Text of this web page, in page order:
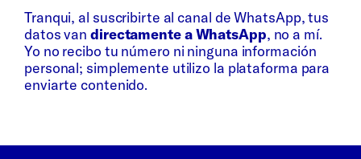
Tranqui, al suscribirte al canal de WhatsApp, tus
datos vandirectamente a WhatsApp, no a mí.
Yo no recibo tu número ni ninguna información
personal; simplemente utilizo la plataforma para
enviarte contenido.